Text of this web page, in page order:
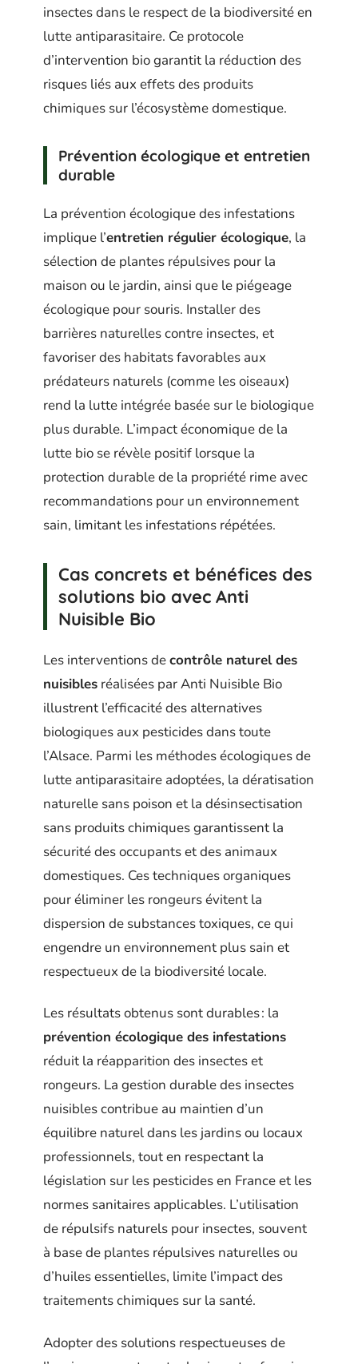
insectes dans le respect de la biodiversité en
lutte antiparasitaire. Ce protocole
d’intervention bio garantit la réduction des
risques liés aux effets des produits
chimiques sur l’écosystème domestique.
Prévention écologique et entretien
durable
La prévention écologique des infestations
implique l’entretien régulier écologique, la
sélection de plantes répulsives pour la
maison ou le jardin, ainsi que le piégeage
écologique pour souris. Installer des
barrières naturelles contre insectes, et
favoriser des habitats favorables aux
prédateurs naturels (comme les oiseaux)
rend la lutte intégrée basée sur le biologique
plus durable. L’impact économique de la
lutte bio se révèle positif lorsque la
protection durable de la propriété rime avec
recommandations pour un environnement
sain, limitant les infestations répétées.
Cas concrets et bénéfices des
solutions bio avec Anti
Nuisible Bio
Les interventions decontrôle naturel des
nuisibles réalisées par Anti Nuisible Bio
illustrent l’efficacité des alternatives
biologiques aux pesticides dans toute
l’Alsace. Parmi les méthodes écologiques de
lutte antiparasitaire adoptées, la dératisation
naturelle sans poison et la désinsectisation
sans produits chimiques garantissent la
sécurité des occupants et des animaux
domestiques. Ces techniques organiques
pour éliminer les rongeurs évitent la
dispersion de substances toxiques, ce qui
engendre un environnement plus sain et
respectueux de la biodiversité locale.
Les résultats obtenus sont durables : la
prévention écologique des infestations
réduit la réapparition des insectes et
rongeurs. La gestion durable des insectes
nuisibles contribue au maintien d’un
équilibre naturel dans les jardins ou locaux
professionnels, tout en respectant la
législation sur les pesticides en France et les
normes sanitaires applicables. L’utilisation
de répulsifs naturels pour insectes, souvent
à base de plantes répulsives naturelles ou
d’huiles essentielles, limite l’impact des
traitements chimiques sur la santé.
Adopter des solutions respectueuses de